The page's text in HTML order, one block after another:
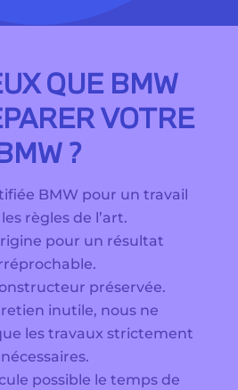
QUE BMW
VOTRE
?
BMW pour un travail
règles de l’art.
pour un résultat
préservée.
inutile, nous ne
les travaux strictement
nécessaires.
possible le temps de